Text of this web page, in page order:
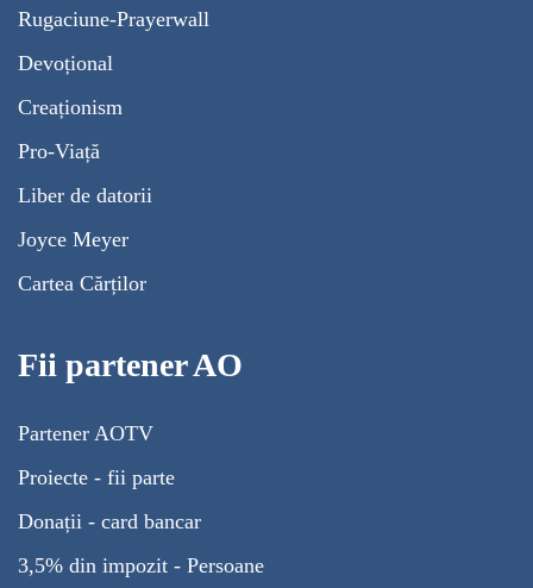
Rugaciune-Prayerwall
Devoțional
Creaționism
Pro-Viață
Liber de datorii
Joyce Meyer
Cartea Cărților
Fii partener AO
Partener AOTV
Proiecte - fii parte
Donații - card bancar
3,5% din impozit - Persoane